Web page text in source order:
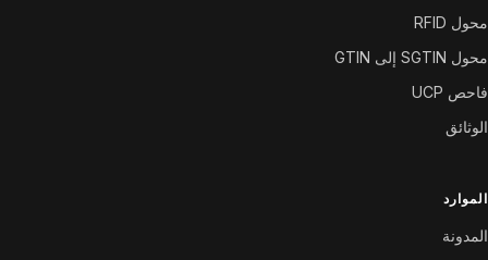
محول RFID
محول SGTIN إلى GTIN
فاحص UCP
الوثائق
الموارد
المدونة